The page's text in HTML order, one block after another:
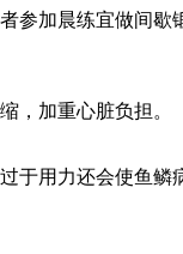
参加晨练宜做间歇
，加重心脏负担。
用力还会使鱼鳞